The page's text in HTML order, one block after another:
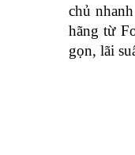
chủ
hãng từ
gọn, lãi